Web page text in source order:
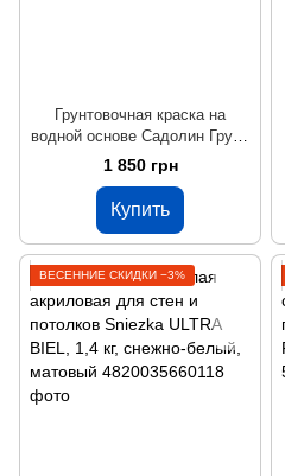
Грунтовочная краска на
водной основе Садолин Грунд
(Sadolin Grund), 2,5 л, белый
1 850 грн
Купить
ВЕСЕННИЕ СКИДКИ −3%